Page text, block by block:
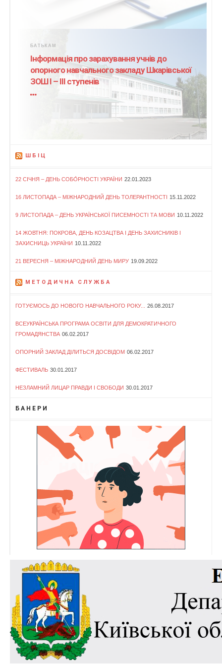
БАТЬКАМ
Інформація про зарахування учнів до
опорного навчального закладу Шкарівської
ЗОШ І – ІІІ ступенів
ШБІЦ
22 СІЧНЯ – ДЕНЬ СОБО́РНОСТІ УКРАЇНИ 22.01.2023
16 ЛИСТОПАДА – МІЖНАРОДНИЙ ДЕНЬ ТОЛЕРАНТНОСТІ 15.11.2022
9 ЛИСТОПАДА – ДЕНЬ УКРАЇНСЬКОЇ ПИСЕМНОСТІ ТА МОВИ 10.11.2022
14 ЖОВТНЯ: ПОКРОВА, ДЕНЬ КОЗАЦТВА І ДЕНЬ ЗАХИСНИКІВ І
ЗАХИСНИЦЬ УКРАЇНИ 10.11.2022
21 ВЕРЕСНЯ – МІЖНАРОДНИЙ ДЕНЬ МИРУ 19.09.2022
МЕТОДИЧНА СЛУЖБА
ГОТУЄМОСЬ ДО НОВОГО НАВЧАЛЬНОГО РОКУ... 26.08.2017
ВСЕУКРАЇНСЬКА ПРОГРАМА ОСВІТИ ДЛЯ ДЕМОКРАТИЧНОГО
ГРОМАДЯНСТВА 06.02.2017
ОПОРНИЙ ЗАКЛАД ДІЛИТЬСЯ ДОСВІДОМ 06.02.2017
ФЕСТИВАЛЬ 30.01.2017
НЕЗЛАМНИЙ ЛИЦАР ПРАВДИ І СВОБОДИ 30.01.2017
БАНЕРИ